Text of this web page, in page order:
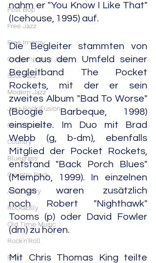
Post Bop
Free Jazz
Free Improv
Contemporary Jazz
Soul Jazz
Modern Jazz
Jazz Rock/Fusion
Electric Jazz
Country
Bluegrass
Country Rock
Alt.Country
Rockabilly
Old Time Music
Rock'n'Roll
Folk
nahm er "You Know I Like That"
(Icehouse, 1995) auf.
Die Begleiter stammten von
oder aus dem Umfeld seiner
Begleitband The Pocket
Rockets, mit der er sein
zweites Album "Bad To Worse"
(Boogie Barbeque, 1998)
einspielte. Im Duo mit Brad
Webb (g, b-dm), ebenfalls
Mitglied der Pocket Rockets,
entstand "Back Porch Blues"
(Mempho, 1999). In einzelnen
Songs waren zusätzlich
noch Robert "Nighthawk"
Tooms (p) oder David Fowler
(dm) zu hören.
Mit Chris Thomas King teilte